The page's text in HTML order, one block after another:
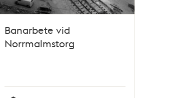
Banarbete vid
Norrmalmstorg